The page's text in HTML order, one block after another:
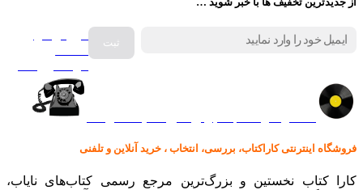
فروش انواع
فروشگاه اینترنتی کاراکتاب، بررسی، انتخاب ، خرید آنلاین و تلفنی
کارا کتاب نخستین و بزرگ‌ترین مرجع رسمی کتاب‌های نایاب،